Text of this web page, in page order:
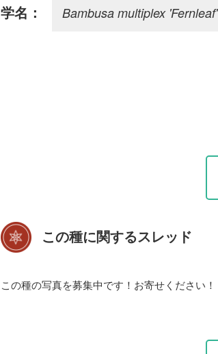
学名： Bambusa multiplex 'Fernleaf'
この種に関するスレッド
この種の写真を募集中です！お寄せください！